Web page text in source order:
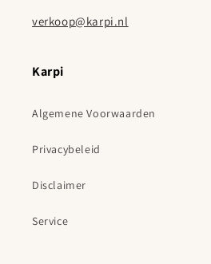
verkoop@karpi.nl
Karpi
Algemene Voorwaarden
Privacybeleid
Disclaimer
Service